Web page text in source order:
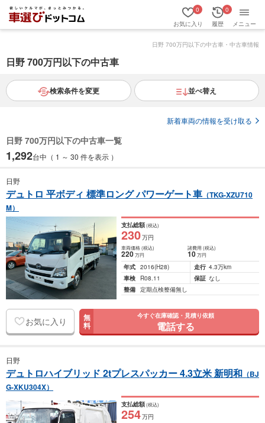
お気に入り
0
履歴
0
メニュー
日野 700万円以下の中古車・中古車情報
日野 700万円以下の中古車
検索条件を変更 並べ替え
新着車両の情報を受け取る
日野 700万円以下の中古車一覧
1,292台中（ 1 ～ 30 件を表示 ）
日野
デュトロ 平ボディ 標準ロング パワーゲート車 （TKG-XZU710
M）
支払総額(税込)
230万円
車両価格(税込)
220万円
諸費用 (税込)
10 万円
年式 2016(H28) 走行 4.3万km
車検
R08.11 保証 なし
整備 定期点検整備無し
お気に入り 無
料
今すぐ在庫確認・見積り依頼
電話する
日野
デュトロハイブリッド 2tプレスパッカー 4.3立米 新明和 （BJ
G-XKU304X）
支払総額(税込)
254万円